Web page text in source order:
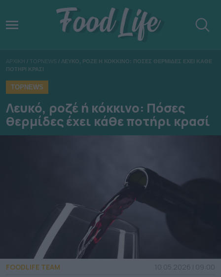
ΑΡΧΙΚΗ / TOPNEWS / ΛΕΥΚΟ, ΡΟΖΕ Η ΚΟΚΚΙΝΟ: ΠΟΣΕΣ ΘΕΡΜΙΔΕΣ ΕΧΕΙ ΚΑΘΕ
ΠΟΤΗΡΙ ΚΡΑΣΙ
TOPNEWS
Λευκό, ροζέ ή κόκκινο: Πόσες
θερμίδες έχει κάθε ποτήρι κρασί
FOODLIFE TEAM 10.05.2026 | 09:00